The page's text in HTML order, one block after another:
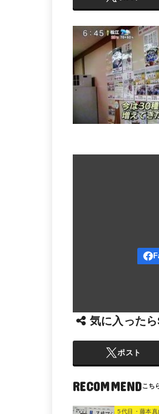
気に入った
ポスト
RECOMMEND
5代目・藤本真